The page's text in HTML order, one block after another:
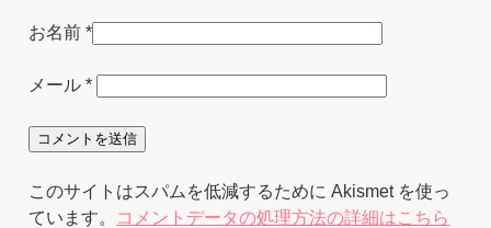
お名前 *
メール*
このサイトはスパムを低減するために Akismet を使っ
ています。
コメントデータの処理方法の詳細はこちら